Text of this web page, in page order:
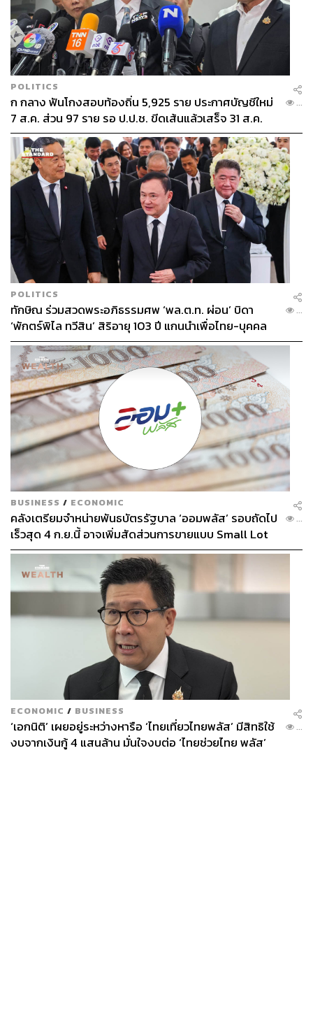
POLITICS
ก กลาง ฟันโกงสอบท้องถิ่น 5,925 ราย ประกาศบัญชีใหม่
7 ส.ค. ส่วน 97 ราย รอ ป.ป.ช. ขีดเส้นแล้วเสร็จ 31 ส.ค.
...
POLITICS
ทักษิณ ร่วมสวดพระอภิธรรมศพ ‘พล.ต.ท. ผ่อน’ บิดา
‘พักตร์พิไล ทวีสิน’ สิริอายุ 103 ปี แกนนำเพื่อไทย-บุคคล
หลากวงการร่วมอาลัย
...
BUSINESS / ECONOMIC
คลังเตรียมจำหน่ายพันธบัตรรัฐบาล ‘ออมพลัส’ รอบถัดไป
เร็วสุด 4 ก.ย.นี้ อาจเพิ่มสัดส่วนการขายแบบ Small Lot
First มากขึ้น
...
ECONOMIC / BUSINESS
‘เอกนิติ’ เผยอยู่ระหว่างหารือ ‘ไทยเที่ยวไทยพลัส’ มีสิทธิใช้
งบจากเงินกู้ 4 แสนล้าน มั่นใจงบต่อ ‘ไทยช่วยไทย พลัส’
...